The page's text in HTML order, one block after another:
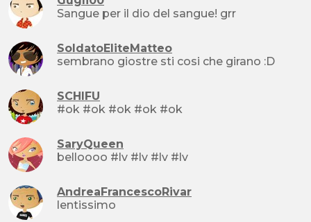
Sangue per il dio del sangue! grr
SoldatoEliteMatteo
sembrano giostre sti cosi che girano :D
SCHIFU
#ok #ok #ok #ok #ok
SaryQueen
belloooo #lv #lv #lv #lv
AndreaFrancescoRivar
lentissimo